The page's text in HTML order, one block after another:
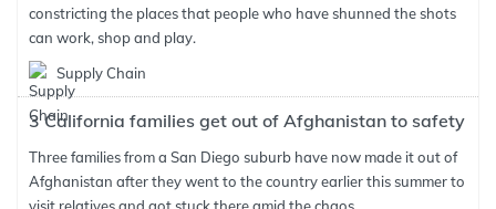
constricting the places that people who have shunned the shots
can work, shop and play.
Supply Chain
3 California families get out of Afghanistan to safety
Three families from a San Diego suburb have now made it out of
Afghanistan after they went to the country earlier this summer to